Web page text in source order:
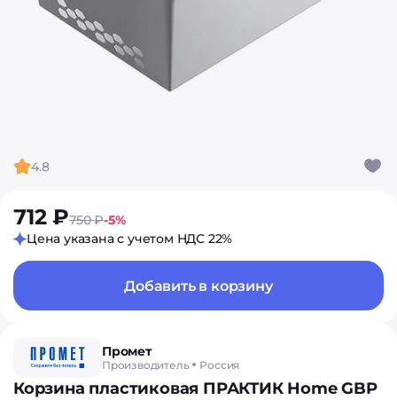
4.8
712 ₽750 ₽-5%
Цена указана с учетом НДС 22%
Добавить в корзину
Промет
Производитель Россия
Корзина пластиковая ПРАКТИК Home GBP